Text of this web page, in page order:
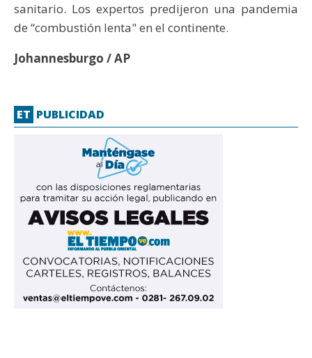
sanitario. Los expertos predijeron una pandemia
de “combustión lenta" en el continente.
Johannesburgo / AP
ET PUBLICIDAD